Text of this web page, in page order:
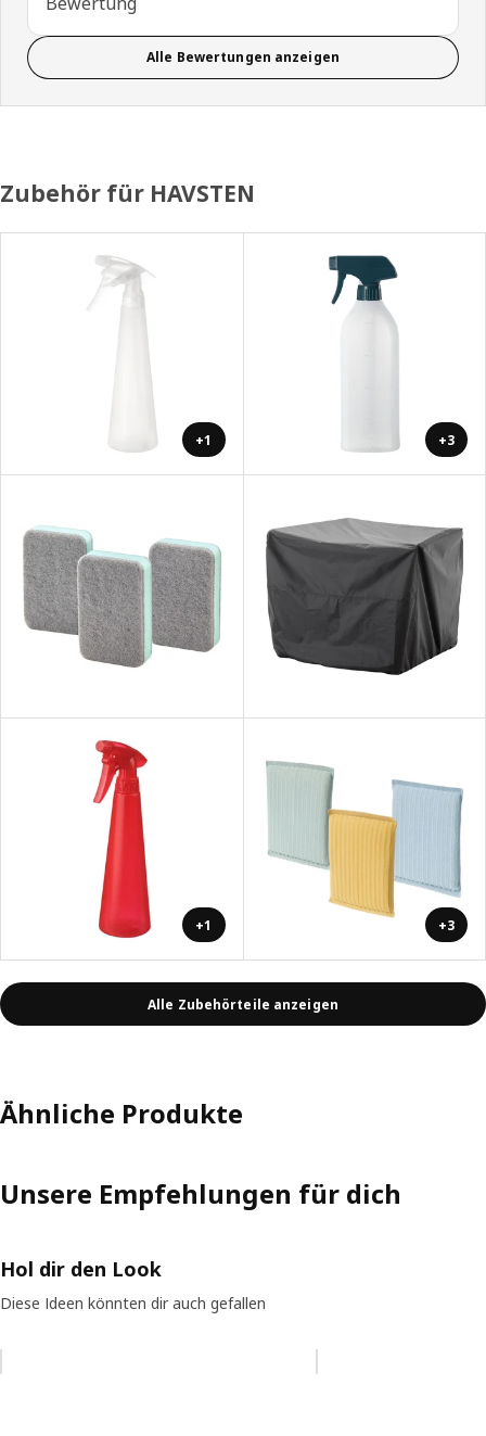
Alle Bewertungen anzeigen
Zubehör für HAVSTEN
+1 +3
+1 +3
Alle Zubehörteile anzeigen
Ähnliche Produkte
Unsere Empfehlungen für dich
Hol dir den Look
Diese Ideen könnten dir auch gefallen